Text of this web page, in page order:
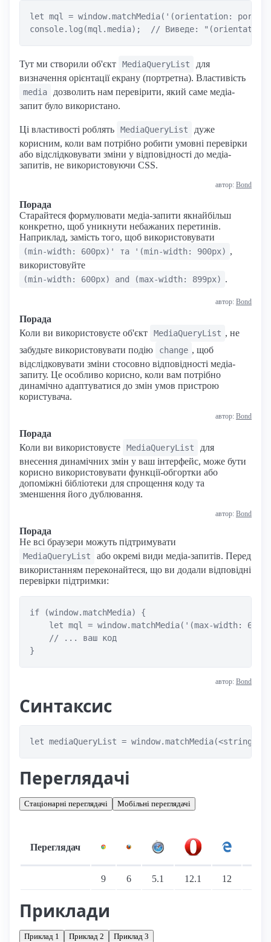
let mql = window.matchMedia('(orientation:
Тут ми створили об'єкт MediaQueryList
для
визначення орієнтації екрану (портретна). Властивість
media
дозволить нам перевірити, який саме медіа-
запит було використано.
Ці властивості роблять MediaQueryList
дуже
корисним, коли вам потрібно робити умовні перевірки
або відслідковувати зміни у відповідності до медіа-
запитів, не використовуючи CSS.
автор: Bond
Порада
Старайтеся формулювати медіа-запити якнайбільш
конкретно, щоб уникнути небажаних перетинів.
Наприклад, замість того, щоб використовувати
(min-width: 600px)' та '(min-width: 900px) ,
використовуйте
(min-width: 600px) and (max-width: 899px) .
автор: Bond
Порада
Коли ви використовуєте об'єкт
MediaQueryList , не
забудьте використовувати подію
change , щоб
відслідковувати зміни стосовно відповідності медіа-
запиту. Це особливо корисно, коли вам потрібно
динамічно адаптуватися до змін умов пристрою
користувача.
автор: Bond
Порада
Коли ви використовуєте
MediaQueryList
для
внесення динамічних змін у ваш інтерфейс, може бути
корисно використовувати функції-обгортки або
допоміжні бібліотеки для спрощення коду та
зменшення його дублювання.
автор: Bond
Порада
Не всі браузери можуть підтримувати
MediaQueryList
або окремі види медіа-запитів. Перед
використанням переконайтеся, що ви додали відповідні
перевірки підтримки:
if (window.matchMedia) {
let mql = window.matchMedia('(max-width:
    // ... ваш код
автор: Bond
Синтаксис
let mediaQueryList = window.matchMedia(<string>);
Переглядачі
Стаціонарні переглядачі Мобільні переглядачі
Переглядач
9 6 5.1 12.1 12
Приклади
Приклад 1 Приклад 2 Приклад 3